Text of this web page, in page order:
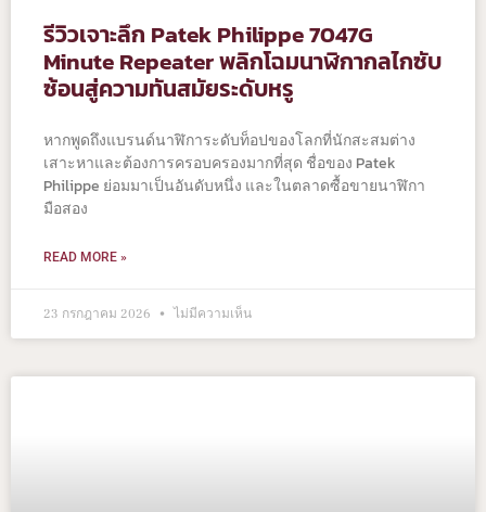
รีวิวเจาะลึก Patek Philippe 7047G
Minute Repeater พลิกโฉมนาฬิกากลไกซับ
ซ้อนสู่ความทันสมัยระดับหรู
หากพูดถึงแบรนด์นาฬิการะดับท็อปของโลกที่นักสะสมต่าง
เสาะหาและต้องการครอบครองมากที่สุด ชื่อของ Patek
Philippe ย่อมมาเป็นอันดับหนึ่ง และในตลาดซื้อขายนาฬิกา
มือสอง
READ MORE »
23 กรกฎาคม 2026 ไม่มีความเห็น